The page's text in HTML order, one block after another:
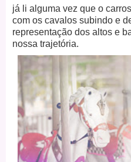
já li alguma vez que o
com os cavalos subindo e
representação dos altos e
nossa trajetória.